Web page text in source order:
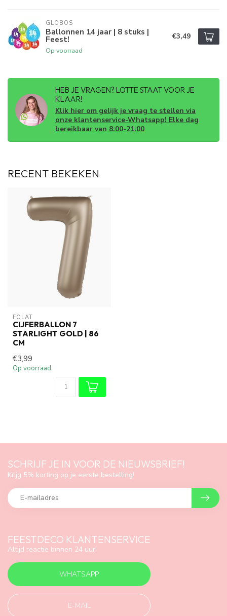
GLOBOS
Ballonnen 14 jaar | 8 stuks |
Feest!
Op voorraad
€3,49
HEB JE VRAGEN? LOTTE STAAT VOOR JE
KLAAR!
Klik hier om gelijk je vraag te stellen via
onze klantenservice-Whatsapp! Elke dag
bereikbaar van 8:00-21:00
RECENT BEKEKEN
FOLAT
CIJFERBALLON 7
STARLIGHT GOLD | 86
CM
€3,99
Op voorraad
FEESTDECO KLANTENSERVICE
Altijd reactie binnen 24 uur!
WHATSAPP
E-MAIL
SCHRIJF JE IN VOOR DE NIEUWSBRIEF!
Krijg 5% korting op je eerste bestelling!